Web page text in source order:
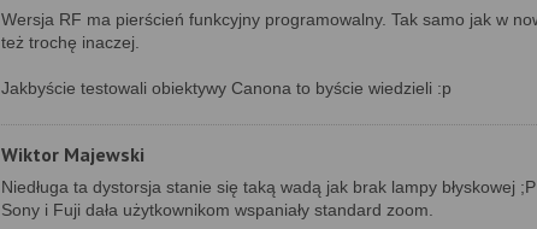
Wersja RF ma pierścień funkcyjny programowalny. Tak samo jak w
też trochę inaczej.
Jakbyście testowali obiektywy Canona to byście wiedzieli :p
Wiktor Majewski
Niedługa ta dystorsja stanie się taką wadą jak brak lampy błyskowej
Sony i Fuji dała użytkownikom wspaniały standard zoom.